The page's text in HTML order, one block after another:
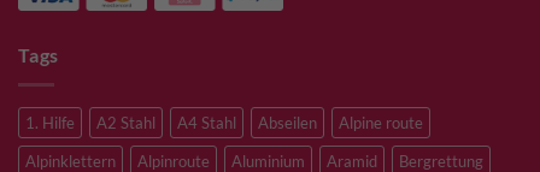
Tags
1. Hilfe A2 Stahl A4 Stahl Abseilen
Alpine route
Alpinklettern
Alpinroute Aluminium Aramid
Bergrettung